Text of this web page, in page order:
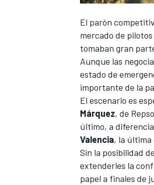
El parón
mercado de pilotos
tomaban gran
Aunque las
estado de
importante de la
El escenario es
Márquez, de
último, a
Valencia, la última
Sin la posibilidad
extenderles la
papel a finales de